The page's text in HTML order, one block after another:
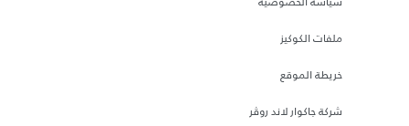
ملفات الكوكيز
خريطة الموقع
شركة جاكوار لاند روڤر